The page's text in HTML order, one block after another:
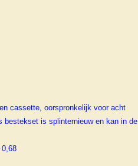
cassette, oorspronkelijk voor acht
bestekset is splinternieuw en kan in de
0,68